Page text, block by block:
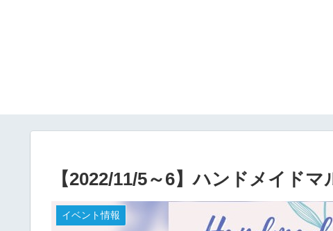
【2022/11/5～6】ハンドメイド
イベント情報